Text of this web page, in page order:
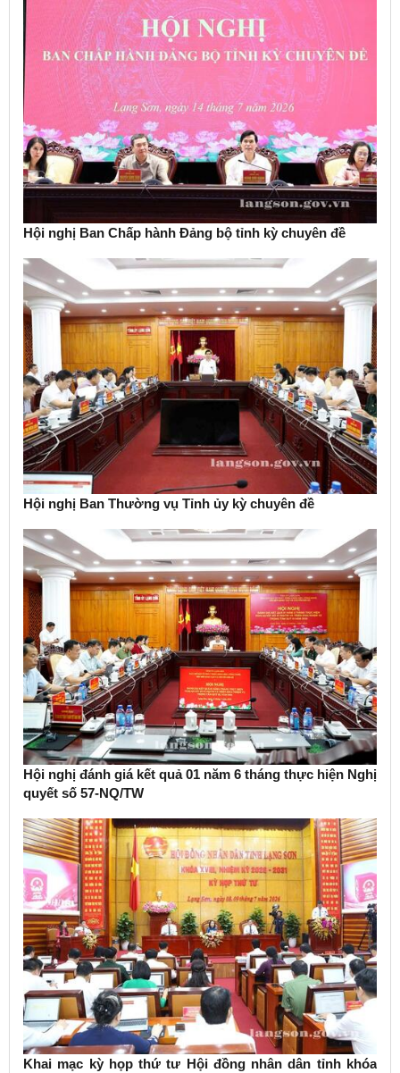
Hội nghị Ban Chấp hành Đảng bộ tỉnh kỳ chuyên đề
Hội nghị Ban Thường vụ Tỉnh ủy kỳ chuyên đề
Hội nghị đánh giá kết quả 01 năm 6 tháng thực hiện Nghị
quyết số 57-NQ/TW
Khai mạc kỳ họp thứ tư Hội đồng nhân dân tỉnh khóa